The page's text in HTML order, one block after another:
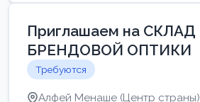
Приглашаем на СКЛАД
БРЕНДОВОЙ ОПТИКИ
Требуются
Алфей Менаше (Центр страны)